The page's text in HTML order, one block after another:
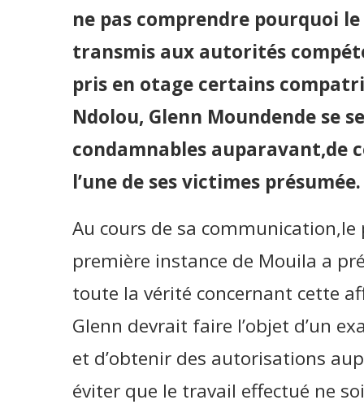
ne pas comprendre pourquoi
transmis aux autorités
pris en otage certains
Ndolou, Glenn Moundende se
condamnables auparavant,de
l’une de ses victimes présumée.
Au cours de sa
première instance de Mouila a
toute la vérité concernant cette
Glenn devrait faire l’objet d’un
et d’obtenir des autorisations
éviter que le travail effectué ne